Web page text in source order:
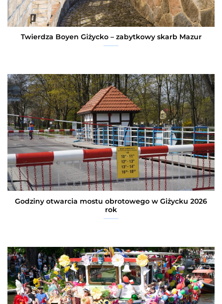
Twierdza Boyen Giżycko – zabytkowy skarb Mazur
Godziny otwarcia mostu obrotowego w Giżycku 2026
rok